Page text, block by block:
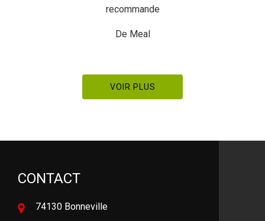
VOIR PLUS
CONTACT
74130 Bonneville